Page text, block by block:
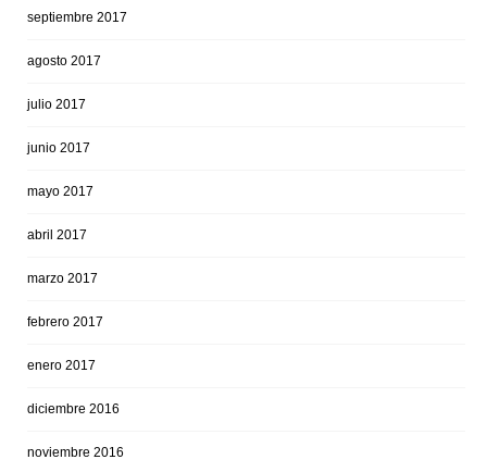
septiembre 2017
agosto 2017
julio 2017
junio 2017
mayo 2017
abril 2017
marzo 2017
febrero 2017
enero 2017
diciembre 2016
noviembre 2016